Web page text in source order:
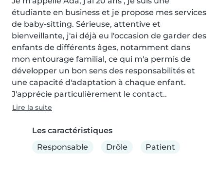
étudiante en business et je propose mes services
de baby-sitting. Sérieuse, attentive et
bienveillante, j'ai déjà eu l'occasion de garder des
enfants de différents âges, notamment dans
mon entourage familial, ce qui m'a permis de
développer un bon sens des responsabilités et
une capacité d'adaptation à chaque enfant.
J'apprécie particulièrement le contact..
Lire la suite
Les caractéristiques
Responsable
Drôle Patient